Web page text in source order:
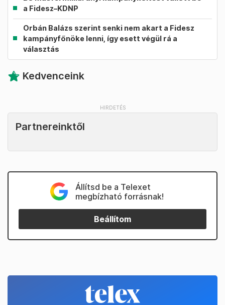
a Fidesz–KDNP
Orbán Balázs szerint senki nem akart a Fidesz
kampányfőnöke lenni, így esett végül rá a
választás
Kedvenceink
Partnereinktől
Állítsd be a Telexet
megbízható forrásnak!
Beállítom